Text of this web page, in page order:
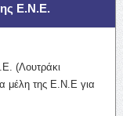
Ε.Ν.Ε.
(Λουτράκι
μέλη της Ε.Ν.Ε για